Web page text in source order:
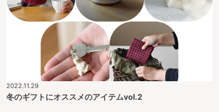
2022.11.29
冬のギフトにオススメのアイテムvol.2